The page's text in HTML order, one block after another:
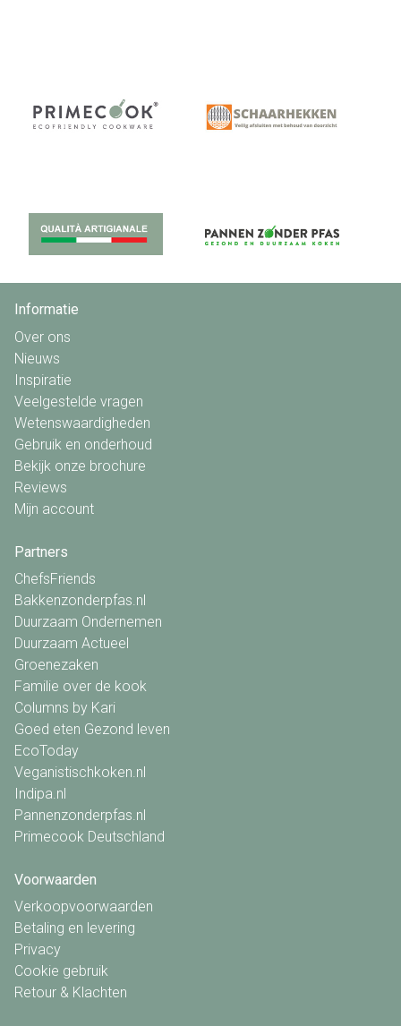
Informatie
Over ons
Nieuws
Inspiratie
Veelgestelde vragen
Wetenswaardigheden
Gebruik en onderhoud
Bekijk onze brochure
Reviews
Mijn account
Partners
ChefsFriends
Bakkenzonderpfas.nl
Duurzaam Ondernemen
Duurzaam Actueel
Groenezaken
Familie over de kook
Columns by Kari
Goed eten Gezond leven
EcoToday
Veganistischkoken.nl
Indipa.nl
Pannenzonderpfas.nl
Primecook Deutschland
Voorwaarden
Verkoopvoorwaarden
Betaling en levering
Privacy
Cookie gebruik
Retour & Klachten